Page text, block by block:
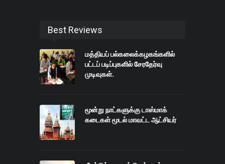
Best Reviews
மத்தியப் பல்கலைக்கழகங்களில்
பட்டப் படிப்புகளில் சேரதேர்வு
முடிவுகள்.
மூன்று நாட்களுக்கு டாஸ்மாக்
கடைகள் மூடல் மாவட்ட ஆட்சியர்